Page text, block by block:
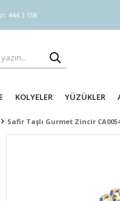
444 3 558
KOLYELER YÜZÜKLER
Safir Taşlı Gurmet Zincir